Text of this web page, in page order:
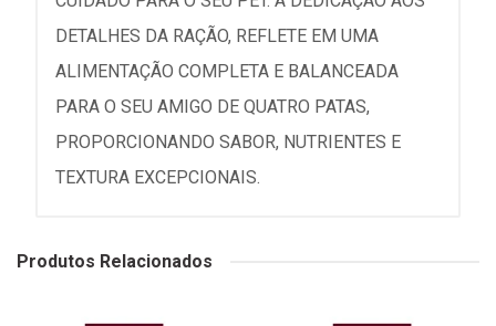
DETALHES DA RAÇÃO, REFLETE EM UMA
ALIMENTAÇÃO COMPLETA E BALANCEADA
PARA O SEU AMIGO DE QUATRO PATAS,
PROPORCIONANDO SABOR, NUTRIENTES E
TEXTURA EXCEPCIONAIS.
Produtos Relacionados